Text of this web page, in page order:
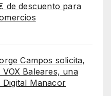
de descuento para
Campos solicita,
Baleares, una
Manacor